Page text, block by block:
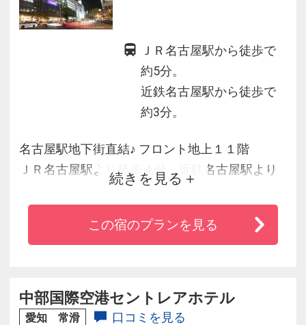
ＪＲ名古屋駅から徒歩で
約5分。
近鉄名古屋駅から徒歩で
約3分。
名古屋駅地下街直結♪ フロント地上１１階
ＪＲ名古屋駅より徒歩４分、近鉄名古屋駅より
ＪＲ・名鉄・近鉄・地下鉄からホテルまでは名
駅地下街を通れば雨の日も傘いらず。
に最も便利で、中部国際空港より名鉄電車にて
最短２８分。快適なお泊りをお約束いたしま
続きを見る
この宿のプランを見る
中部国際空港セントレアホテル
愛知 常滑 口コミを見る